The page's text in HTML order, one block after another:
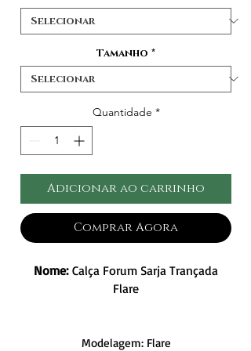
Tamanho *
Quantidade *
Adicionar ao carrinho
Comprar Agora
Nome: Calça Forum Sarja Trançada
Flare
Modelagem: Flare